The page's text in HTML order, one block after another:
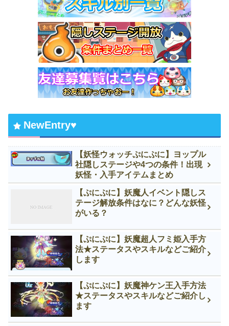
NewEntry♥
【妖怪ウォッチぷにぷに】ヨップル
社隠しステージや4つの条件！出現
妖怪・入手アイテムまとめ
【ぷにぷに】妖魔人イベント隠しス
テージ解放条件はなに？どんな妖怪
がいる？
【ぷにぷに】妖魔超人フミ姫入手方
法★ステータスやスキルなどご紹介
します
【ぷにぷに】妖魔神ケン王入手方法
★ステータスやスキルなどご紹介し
ます